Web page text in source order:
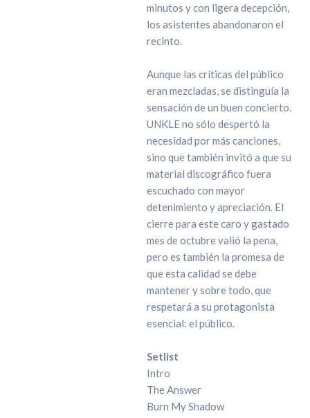
minutos y con ligera decepción,
los asistentes abandonaron el
recinto.
Aunque las críticas del público
eran mezcladas, se distinguía la
sensación de un buen concierto.
UNKLE no sólo despertó la
necesidad por más canciones,
sino que también invitó a que su
material discográfico fuera
escuchado con mayor
detenimiento y apreciación. El
cierre para este caro y gastado
mes de octubre valió la pena,
pero es también la promesa de
que esta calidad se debe
mantener y sobre todo, que
respetará a su protagonista
esencial: el público.
Setlist
Intro
The Answer
Burn My Shadow